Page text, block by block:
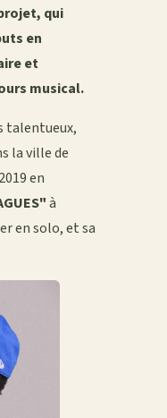
qui
en
et
musical.
talentueux,
la ville de
en
à
en solo, et sa